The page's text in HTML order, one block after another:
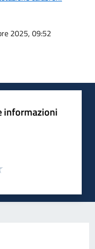
2025, 09:52
informazioni